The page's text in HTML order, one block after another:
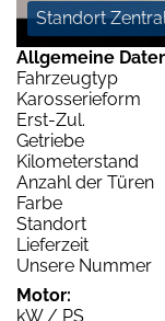
Standort
Allgemeine
Fahrzeugtyp
Karosserieform
Erst-Zul.
Getriebe
Kilometerstand
Anzahl der Türen
Farbe
Standort
Lieferzeit
Unsere Nummer
Motor:
kW / PS